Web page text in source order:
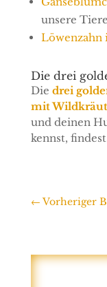
unsere Tiere
Löwenzahn
Die drei
Die drei
mit
und deinen
kennst,
←Vorheriger